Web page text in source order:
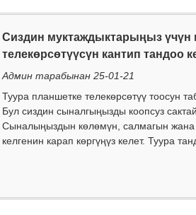
Сиздин муктаждыктарыңыз
телекөрсөтүүсүн кантип тандоо
Админ тарабынан 25-01-21
Туура планшетке телекөрсөтүү тоосун
Бул сиздин сыналгыңызды коопсуз
Сыналыңыздын көлөмүн, салмагын жана
келгенин карап көргүңүз келет. Туура
×
×